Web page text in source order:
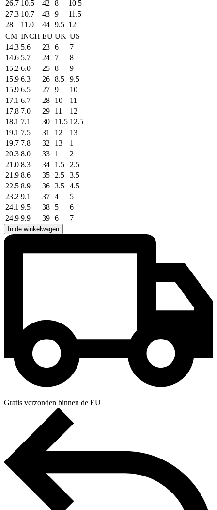
26.7 10.5 42 8
10.5
27.3 10.7 43 9
11.5
28
11.0 44 9.5 12
CM INCH EU UK US
14.3 5.6 23 6
7
14.6 5.7 24 7
8
15.2 6.0 25 8
9
15.9 6.3 26 8.5
9.5
15.9 6.5 27 9
10
17.1 6.7 28 10
11
17.8 7.0 29 11
12
18.1 7.1 30 11.5 12.5
19.1 7.5 31 12
13
19.7 7.8 32 13
1
20.3 8.0 33 1
2
21.0 8.3 34 1.5
2.5
21.9 8.6 35 2.5
3.5
22.5 8.9 36 3.5
4.5
23.2 9.1 37 4
5
24.1 9.5 38 5
6
24.9 9.9 39 6 7
In de winkelwagen
Gratis verzonden binnen de EU